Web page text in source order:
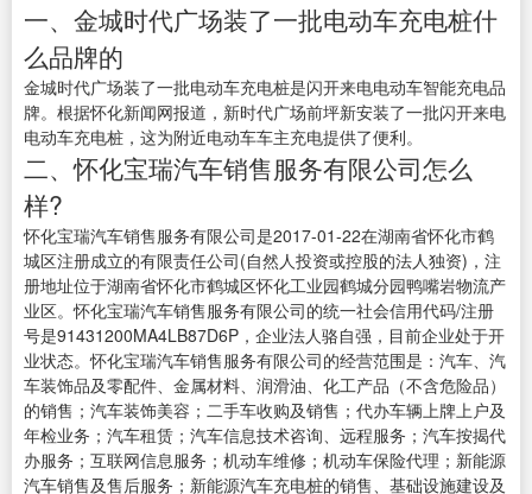
一、金城时代广场装了一批电动车充电桩什
么品牌的
金城时代广场装了一批电动车充电桩是闪开来电电动车智能充电品
牌。根据怀化新闻网报道，新时代广场前坪新安装了一批闪开来电
电动车充电桩，这为附近电动车车主充电提供了便利。
二、怀化宝瑞汽车销售服务有限公司怎么
样?
怀化宝瑞汽车销售服务有限公司是2017-01-22在湖南省怀化市鹤
城区注册成立的有限责任公司(自然人投资或控股的法人独资)，注
册地址位于湖南省怀化市鹤城区怀化工业园鹤城分园鸭嘴岩物流产
业区。怀化宝瑞汽车销售服务有限公司的统一社会信用代码/注册
号是91431200MA4LB87D6P，企业法人骆自强，目前企业处于开
业状态。怀化宝瑞汽车销售服务有限公司的经营范围是：汽车、汽
车装饰品及零配件、金属材料、润滑油、化工产品（不含危险品）
的销售；汽车装饰美容；二手车收购及销售；代办车辆上牌上户及
年检业务；汽车租赁；汽车信息技术咨询、远程服务；汽车按揭代
办服务；互联网信息服务；机动车维修；机动车保险代理；新能源
汽车销售及售后服务；新能源汽车充电桩的销售、基础设施建设及